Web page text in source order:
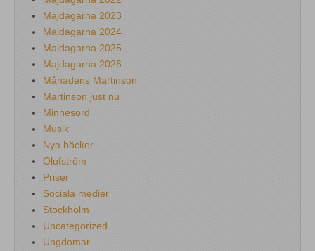
Majdagarna 2023
Majdagarna 2024
Majdagarna 2025
Majdagarna 2026
Månadens Martinson
Martinson just nu
Minnesord
Musik
Nya böcker
Olofström
Priser
Sociala medier
Stockholm
Uncategorized
Ungdomar